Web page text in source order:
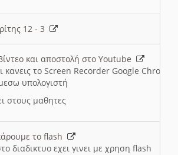
12 - 3
και αποστολή στο Youtube
κανεις το Screen Recorder Google Chrome
υπολογιστή
στους μαθητες
το flash
διαδικτυο εχει γινει με χρηση flash